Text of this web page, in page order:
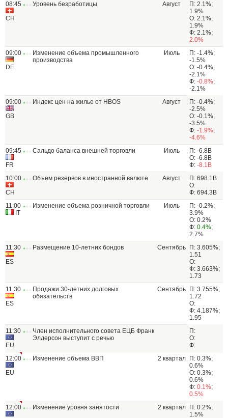
08:45
CH
Уровень безработицы Август
П: 2.1%;
1.9%
О: 2.1%;
1.9%
Ф: 2.1%;
2.0%
09:00
DE
Изменение объема промышленного
производства
Июль
П: -1.4%;
-1.5%
О: -0.4%;
-2.1%
Ф: -0.8%;
-2.1%
09:00
GB
Индекс цен на жилье от HBOS Август
П: -0.4%;
-2.5%
О: -0.1%;
-3.5%
Ф: -1.9%;
-4.6%
09:45
FR
Сальдо баланса внешней торговли Июль
П: -6.8B
О: -6.8B
Ф: -8.1B
10:00
CH
Объем резервов в иностранной валюте Август
П: 698.1B
О:
Ф: 694.3B
11:00
IT
Изменение объема розничной торговли Июль
П: -0.2%;
3.9%
О: 0.2%
Ф: 0.4%;
2.7%
11:30
ES
Размещение 10-летних бондов Сентябрь
П: 3.605%;
1.51
О:
Ф: 3.663%;
1.73
11:30
ES
Продажи 30-летних долговых
обязательств
Сентябрь
П: 3.755%;
1.72
О:
Ф: 4.187%;
1.95
11:30
EU
Член исполнительного совета ЕЦБ Франк
Элдерсон выступит с речью
П:
О:
Ф:
12:00
EU
Изменение объема ВВП 2 квартал
П: 0.3%;
0.6%
О: 0.3%;
0.6%
Ф: 0.1%;
0.5%
12:00
Изменение уровня занятости 2 квартал
П: 0.2%;
1.5%